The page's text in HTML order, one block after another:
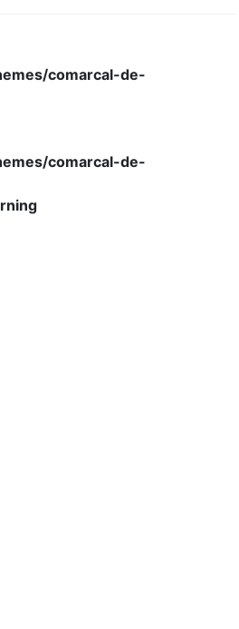
comarcal-de-
comarcal-de-